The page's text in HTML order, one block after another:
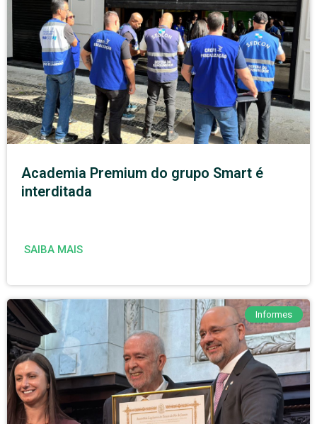
Academia Premium do grupo Smart é
interditada
SAIBA MAIS
Informes